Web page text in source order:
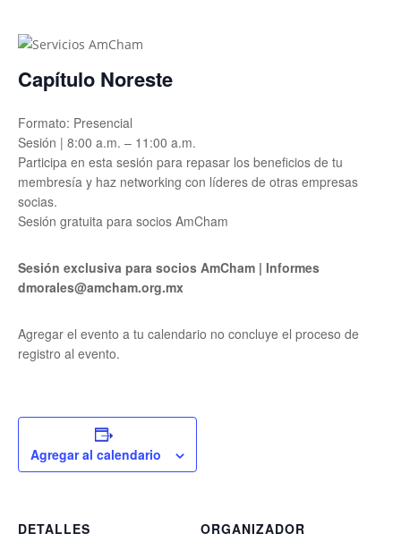
Capítulo Noreste
Formato: Presencial
Sesión | 8:00 a.m. – 11:00 a.m.
Participa en esta sesión para repasar los beneficios de tu
membresía y haz networking con líderes de otras empresas
socias.
Sesión gratuita para socios AmCham
Sesión exclusiva para socios AmCham | Informes
dmorales@amcham.org.mx
Agregar el evento a tu calendario no concluye el proceso de
registro al evento.
Agregar al calendario
DETALLES ORGANIZADOR